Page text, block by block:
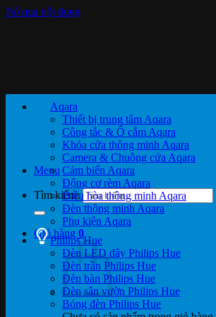
Bỏ qua nội dung
Menu
Tìm kiếm:
Giỏ hàng 0
Aqara
Thiết bị trung tâm Aqara
Công tắc & Ổ cắm Aqara
Khóa cửa thông minh Aqara
Camera & Chuông cửa Aqara
Cảm biến Aqara
Động cơ rèm Aqara
Điều hòa thông minh Aqara
Đèn thông minh Aqara
Phụ kiện Aqara
Philips Hue
Đèn LED dây Philips Hue
Đèn trần Philips Hue
Đèn bàn Philips Hue
Đèn sân vườn Philips Hue
Bóng đèn Philips Hue